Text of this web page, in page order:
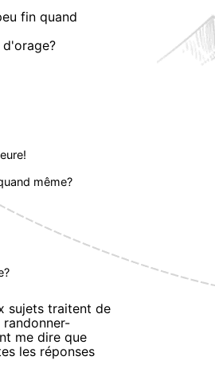
fin quand
même?
sujets traitent de
me dire que
les réponses